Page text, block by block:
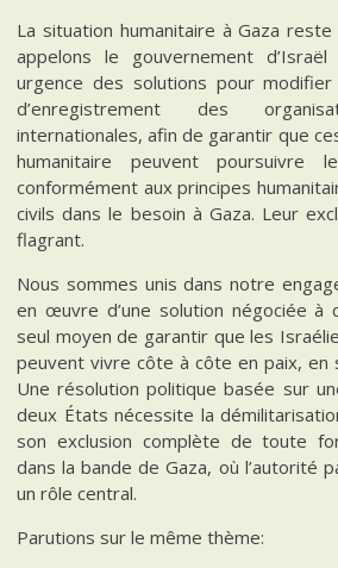
La situation humanitaire à Gaza
appelons le gouvernement
urgence des solutions pour
d’enregistrement des
internationales, afin de garantir que
humanitaire peuvent poursuivre
conformément aux principes
civils dans le besoin à Gaza. Leur
flagrant.
Nous sommes unis dans notre
en œuvre d’une solution négociée à
seul moyen de garantir que les
peuvent vivre côte à côte en paix, en
Une résolution politique basée sur
deux États nécessite la
son exclusion complète de toute
dans la bande de Gaza, où l’autorité
un rôle central.
Parutions sur le même thème: